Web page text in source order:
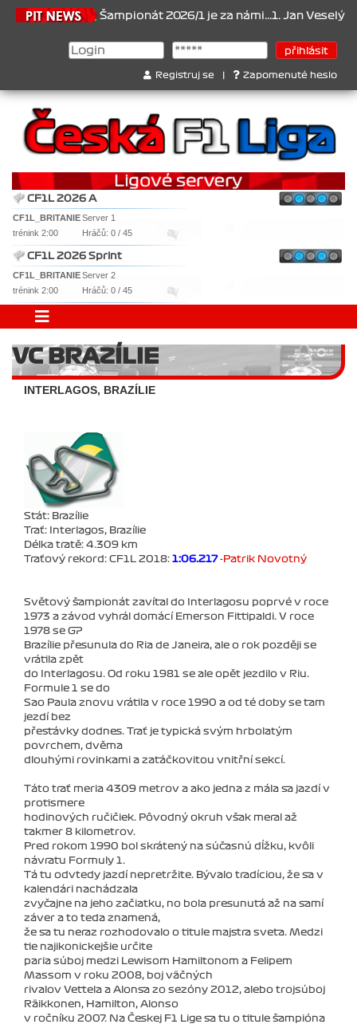
Šampionát 2026/1 je za námi...1. Jan Veselý , 2. Jan
Registruj se Zapomenuté heslo
CF1L 2026 A
CF1L_BRITANIEServer 1
trénink 2:00
Hráčů: 0 / 45
CF1L 2026 Sprint
CF1L_BRITANIEServer 2
trénink 2:00
Hráčů: 0 / 45
VC BRAZÍLIE
INTERLAGOS, BRAZÍLIE
Stát: Brazílie
Trať: Interlagos, Brazílie
Délka tratě: 4.309 km
Traťový rekord: CF1L 2018: 1:06.217-Patrik Novotný
Světový šampionát zavítal do Interlagosu poprvé v roce
1973 a závod vyhrál domácí Emerson Fittipaldi. V roce
1978 se GP
Brazílie přesunula do Ria de Janeira, ale o rok později se
vrátila zpět
do Interlagosu. Od roku 1981 se ale opět jezdilo v Riu.
Formule 1 se do
Sao Paula znovu vrátila v roce 1990 a od té doby se tam
jezdí bez
přestávky dodnes. Trať je typická svým hrbolatým
povrchem, dvěma
dlouhými rovinkami a zatáčkovitou vnitřní sekcí.
Táto trať meria 4309 metrov a ako jedna z mála sa jazdí v
protismere
hodinových ručičiek. Pôvodný okruh však meral až
takmer 8 kilometrov.
Pred rokom 1990 bol skrátený na súčasnú dĺžku, kvôli
návratu Formuly 1.
Tá tu odvtedy jazdí nepretržite. Bývalo tradíciou, že sa v
kalendári nachádzala
zvyčajne na jeho začiatku, no bola presunutá až na samí
záver a to teda znamená,
že sa tu neraz rozhodovalo o titule majstra sveta. Medzi
tie najikonickejšie určite
paria súboj medzi Lewisom Hamiltonom a Felipem
Massom v roku 2008, boj väčných
rivalov Vettela a Alonsa zo sezóny 2012, alebo trojsúboj
Räikkonen, Hamilton, Alonso
v ročníku 2007. Na Českej F1 Lige sa tu o titule šampióna